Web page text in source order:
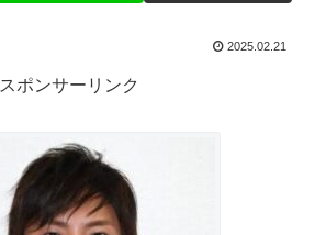
2025.02.21
スポンサーリンク